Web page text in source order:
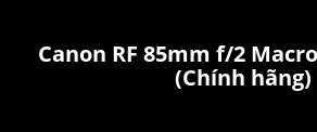
Canon RF 85mm f/2
(Chính hãng)